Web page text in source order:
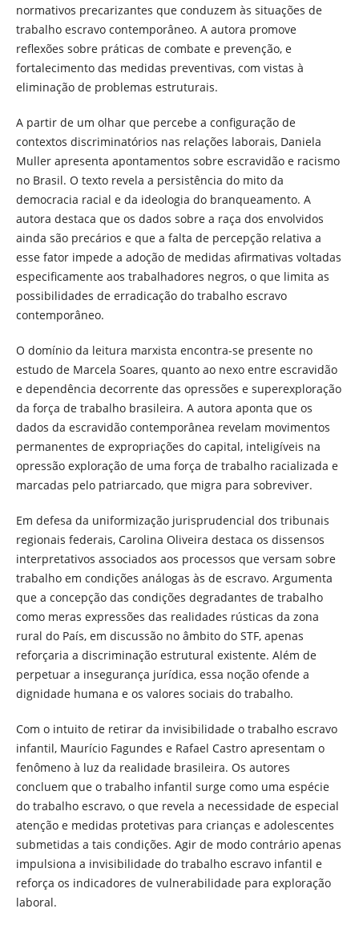
normativos precarizantes que conduzem às situações de
trabalho escravo contemporâneo. A autora promove
reflexões sobre práticas de combate e prevenção, e
fortalecimento das medidas preventivas, com vistas à
eliminação de problemas estruturais.
A partir de um olhar que percebe a configuração de
contextos discriminatórios nas relações laborais, Daniela
Muller apresenta apontamentos sobre escravidão e racismo
no Brasil. O texto revela a persistência do mito da
democracia racial e da ideologia do branqueamento. A
autora destaca que os dados sobre a raça dos envolvidos
ainda são precários e que a falta de percepção relativa a
esse fator impede a adoção de medidas afirmativas voltadas
especificamente aos trabalhadores negros, o que limita as
possibilidades de erradicação do trabalho escravo
contemporâneo.
O domínio da leitura marxista encontra-se presente no
estudo de Marcela Soares, quanto ao nexo entre escravidão
e dependência decorrente das opressões e superexploração
da força de trabalho brasileira. A autora aponta que os
dados da escravidão contemporânea revelam movimentos
permanentes de expropriações do capital, inteligíveis na
opressão exploração de uma força de trabalho racializada e
marcadas pelo patriarcado, que migra para sobreviver.
Em defesa da uniformização jurisprudencial dos tribunais
regionais federais, Carolina Oliveira destaca os dissensos
interpretativos associados aos processos que versam sobre
trabalho em condições análogas às de escravo. Argumenta
que a concepção das condições degradantes de trabalho
como meras expressões das realidades rústicas da zona
rural do País, em discussão no âmbito do STF, apenas
reforçaria a discriminação estrutural existente. Além de
perpetuar a insegurança jurídica, essa noção ofende a
dignidade humana e os valores sociais do trabalho.
Com o intuito de retirar da invisibilidade o trabalho escravo
infantil, Maurício Fagundes e Rafael Castro apresentam o
fenômeno à luz da realidade brasileira. Os autores
concluem que o trabalho infantil surge como uma espécie
do trabalho escravo, o que revela a necessidade de especial
atenção e medidas protetivas para crianças e adolescentes
submetidas a tais condições. Agir de modo contrário apenas
impulsiona a invisibilidade do trabalho escravo infantil e
reforça os indicadores de vulnerabilidade para exploração
laboral.